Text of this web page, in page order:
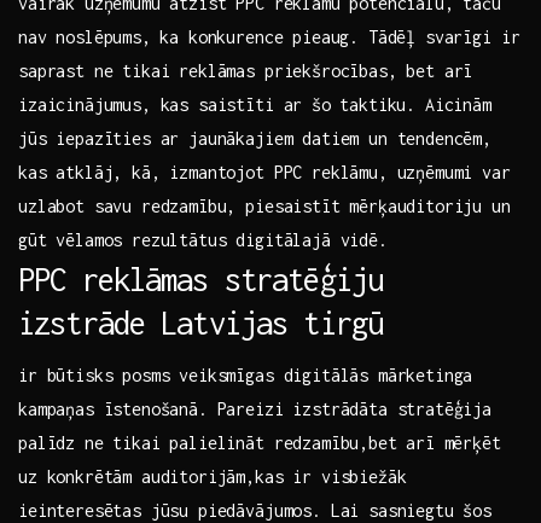
nav noslēpums, ⁢ka konkurence pieaug. Tādēļ svarīgi ir
saprast ne tikai reklāmas priekšrocības, bet arī
izaicinājumus, kas saistīti ar ⁤šo taktiku. Aicinām
jūs iepazīties ar jaunākajiem datiem un tendencēm,
kas atklāj, kā, izmantojot PPC reklāmu, uzņēmumi var
uzlabot savu redzamību, piesaistīt mērķauditoriju un
gūt vēlamos rezultātus digitālajā vidē.
PPC reklāmas stratēģiju
izstrāde Latvijas tirgū
ir būtisks posms veiksmīgas digitālās mārketinga
kampaņas īstenošanā. Pareizi izstrādāta stratēģija
palīdz ne tikai palielināt redzamību,bet arī⁣ mērķēt
uz konkrētām ‍auditorijām,kas ir visbiežāk
ieinteresētas jūsu piedāvājumos. Lai sasniegtu šos